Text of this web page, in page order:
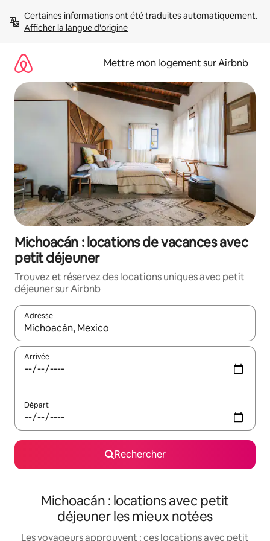
directement
Afficher la langue d'origine
Mettre mon logement sur Airbnb
Michoacán : locations de vacances avec
petit déjeuner
Trouvez et réservez des locations uniques avec petit
déjeuner sur Airbnb
Adresse
Lorsque les résultats s'affichent, utilisez les flèches vers le
Arrivée
Départ
Rechercher
Michoacán : locations avec petit
déjeuner les mieux notées
Les voyageurs approuvent : ces locations avec petit